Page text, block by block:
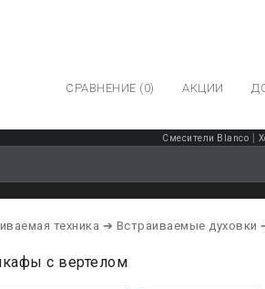
СРАВНЕНИЕ (0) АКЦИИ
Смесители Blanco
техника ➔ Встраиваемые духовки
с вертелом